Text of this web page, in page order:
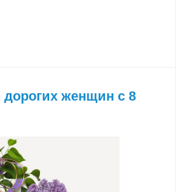
женщин с 8